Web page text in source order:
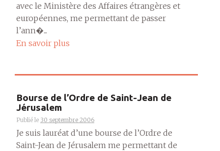
avec le Ministère des Affaires étrangères et
européennes, me permettant de passer
l’ann�...
En savoir plus
Bourse de l’Ordre de Saint-Jean de
Jérusalem
Publié le 30 septembre 2006
Je suis lauréat d’une bourse de l’Ordre de
Saint-Jean de Jérusalem me permettant de